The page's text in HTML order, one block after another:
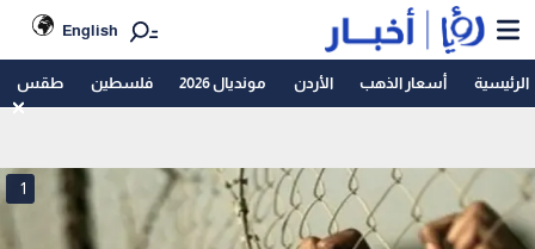
English
الرئيسية أسعار الذهب الأردن مونديال 2026 فلسطين طقس
1